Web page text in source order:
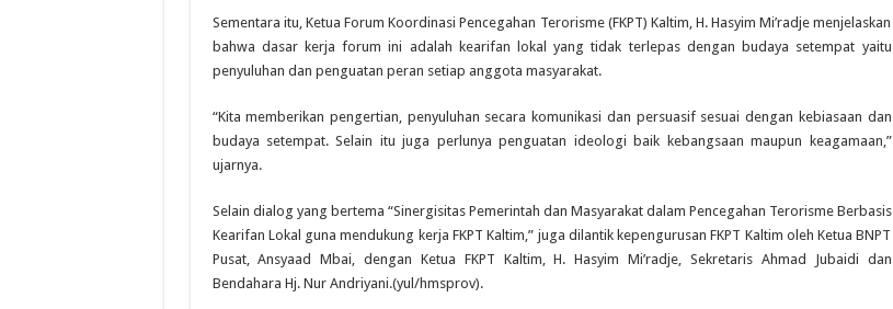
Sementara itu, Ketua Forum Koordinasi Pencegahan Terorisme (FKPT) Kaltim, H. Hasyim Mi’radje menjelaskan
bahwa dasar kerja forum ini adalah kearifan lokal yang tidak terlepas dengan budaya setempat yaitu
penyuluhan dan penguatan peran setiap anggota masyarakat.
“Kita memberikan pengertian, penyuluhan secara komunikasi dan persuasif sesuai dengan kebiasaan dan
budaya setempat. Selain itu juga perlunya penguatan ideologi baik kebangsaan maupun keagamaan,”
ujarnya.
Selain dialog yang bertema “Sinergisitas Pemerintah dan Masyarakat dalam Pencegahan Terorisme Berbasis
Kearifan Lokal guna mendukung kerja FKPT Kaltim,” juga dilantik kepengurusan FKPT Kaltim oleh Ketua BNPT
Pusat, Ansyaad Mbai, dengan Ketua FKPT Kaltim, H. Hasyim Mi’radje, Sekretaris Ahmad Jubaidi dan
Bendahara Hj. Nur Andriyani.(yul/hmsprov).